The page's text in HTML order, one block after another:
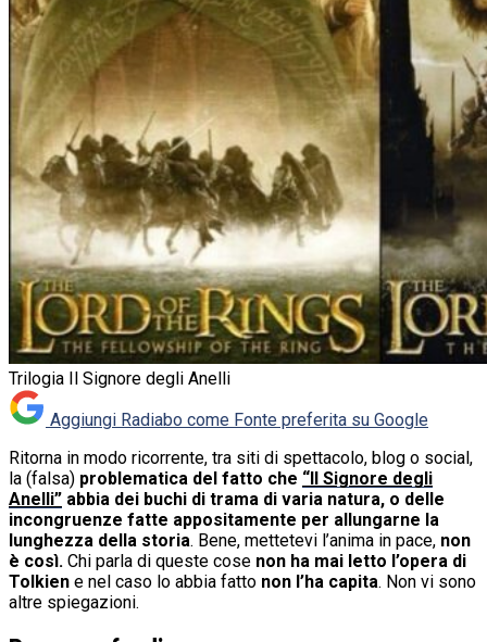
Trilogia Il Signore degli Anelli
Aggiungi Radiabo come Fonte preferita su Google
Ritorna in modo ricorrente, tra siti di spettacolo, blog o social,
la (falsa) problematica del fatto che “Il Signore degli
Anelli” abbia dei buchi di trama di varia natura, o delle
incongruenze fatte appositamente per allungarne la
lunghezza della storia. Bene, mettetevi l’anima in pace, non
è così. Chi parla di queste cose non ha mai letto l’opera di
Tolkien e nel caso lo abbia fatto non l’ha capita. Non vi sono
altre spiegazioni.